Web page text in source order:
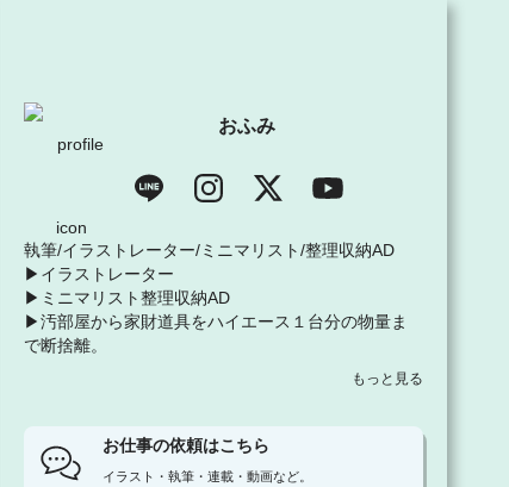
おふみ
執筆/イラストレーター/ミニマリスト/整理収納AD
▶︎イラストレーター
▶︎ミニマリスト整理収納AD
▶︎汚部屋から家財道具をハイエース１台分の物量ま
で断捨離。
▶︎『小さな暮らしは生きやすい（大和書房）』他計8
もっと見る
お仕事の依頼はこちら
イラスト・執筆・連載・動画など。